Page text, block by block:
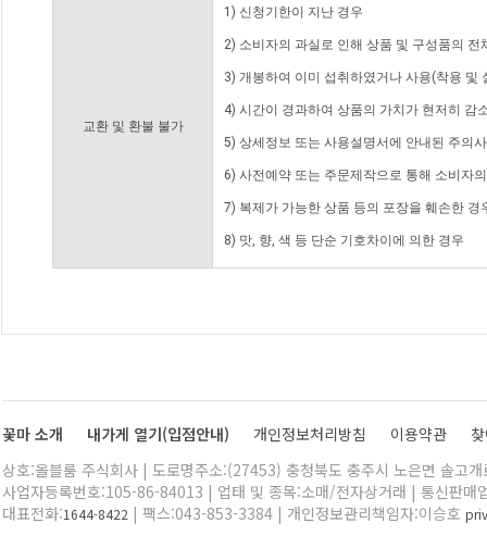
교환 및 환불 불가
1) 신청기한이 지난 경우
2) 소비자의 과실로 인해 상품 및 구성품의
3) 개봉하여 이미 섭취하였거나 사용(착용 및
4) 시간이 경과하여 상품의 가치가 현저히 감
5) 상세정보 또는 사용설명서에 안내된 주의
6) 사전예약 또는 주문제작으로 통해 소비자
7) 복제가 가능한 상품 등의 포장을 훼손한 경
8) 맛, 향, 색 등 단순 기호차이에 의한 경우
꽃마 소개 내가게 열기(입점안내) 개인정보처리방침 이용약관
상호:올블룸 주식회사 | 도로명주소:(27453) 충청북도 충주시 노은면 솔고
사업자등록번호:105-86-84013 | 업태 및 종목:소매/전자상거래 | 통신판매
대표전화:1644-8422 | 팩스:043-853-3384 | 개인정보관리책임자:이승호